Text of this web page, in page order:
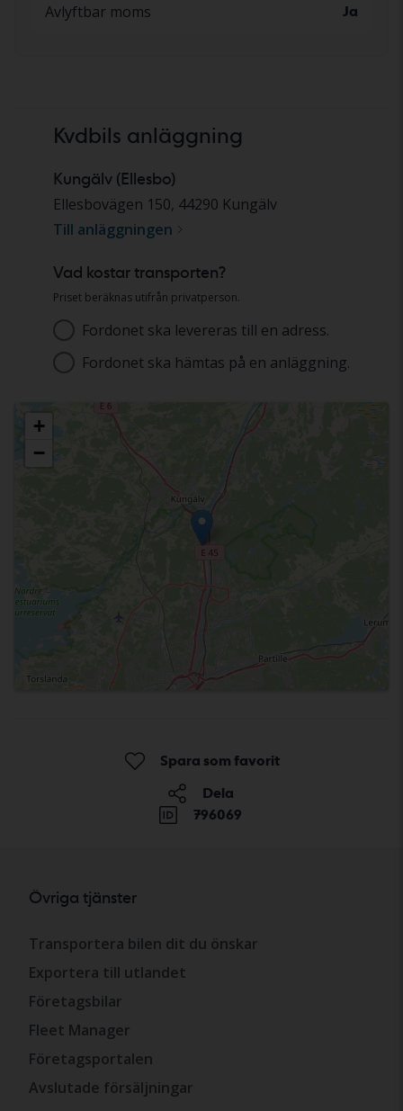
Avlyftbar moms Ja
Kvdbils anläggning
Kungälv (Ellesbo)
Ellesbovägen 150, 44290 Kungälv
Till anläggningen
Vad kostar transporten?
Priset beräknas utifrån privatperson.
Fordonet ska levereras till en adress.
Adress
Fordonet ska hämtas på en anläggning.
Välj anläggning
+
−
Spara som favorit
Dela
796069
Övriga tjänster
Transportera bilen dit du önskar
Exportera till utlandet
Företagsbilar
Fleet Manager
Företagsportalen
Avslutade försäljningar